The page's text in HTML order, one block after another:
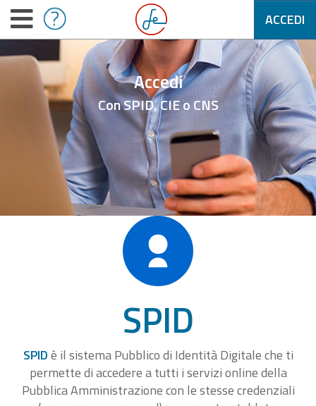
ACCEDI
Accedi
Con SPID, CIE o CNS
SPID
SPIDè il sistema Pubblico di Identità Digitale che ti
permette di accedere a tutti i servizi online della
Pubblica Amministrazione con le stesse credenziali